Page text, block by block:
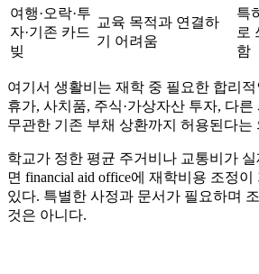
여행·오락·투
자·기존 카드
빚
교육 목적과 연결하
기 어려움
특
로
함
여기서 생활비는 재학 중 필요한 합리
휴가, 사치품, 주식·가상자산 투자, 다
무관한 기존 부채 상환까지 허용된다는
학교가 정한 평균 주거비나 교통비가
면 financial aid office에 재학비용 조정
있다. 특별한 사정과 문서가 필요하며
것은 아니다.